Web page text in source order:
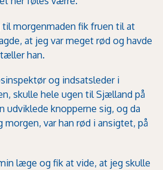
til morgenmaden fik fruen til at
at jeg var meget rød og havde
han.
og indsatsleder i
skulle hele ugen til Sjælland på
udviklede knopperne sig, og da
morgen, var han rød i ansigtet, på
læge og fik at vide, at jeg skulle